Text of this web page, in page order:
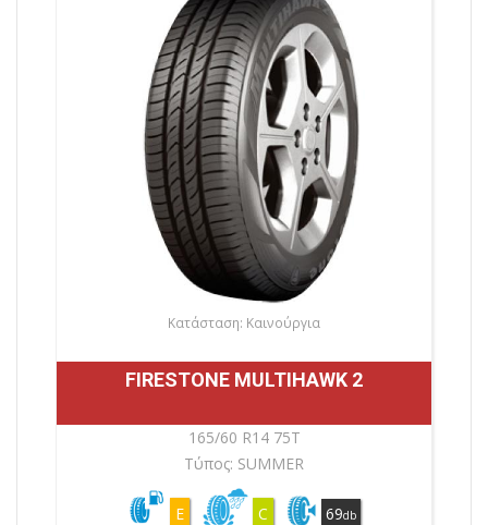
Κατάσταση: Καινούργια
FIRESTONE MULTIHAWK 2
165/60 R14 75T
Τύπος: SUMMER
E C 69db